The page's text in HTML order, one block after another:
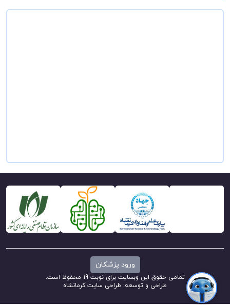
ورود پزشکان
تمامی حقوق این وبسایت برای نوبت 19 محفوظ است.
طراحی و توسعه: طراحی سایت کرمانشاه